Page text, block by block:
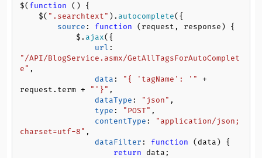
$( function ( ) {
    $(
".searchtext" ). autocomplete({
source : function ( request, response) {
            $.
ajax({
url
"/API/BlogService.asmx/GetAllTagsForAutoComplet
e" ,
data : "{ 'tagName': '" +
request. term + "'}" ,
dataType : "json" ,
type : "POST" ,
contentType :
"application/json;
charset=utf-8" ,
dataFilter : function (data) {
return data;